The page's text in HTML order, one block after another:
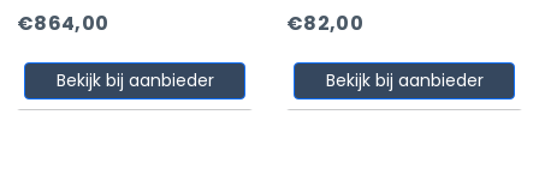
€864,00
Bekijk bij aanbieder
€82,00
Bekijk bij aanbieder